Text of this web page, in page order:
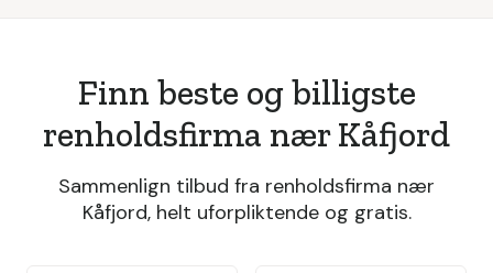
Finn beste og billigste
renholdsfirma nær Kåfjord
Sammenlign tilbud fra renholdsfirma nær
Kåfjord, helt uforpliktende og gratis.